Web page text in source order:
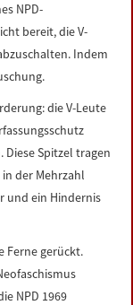
NPD-
bereit, die V-
Indem
die V-Leute
Diese Spitzel tragen
der Mehrzahl
und ein Hindernis
Ferne gerückt.
NPD 1969